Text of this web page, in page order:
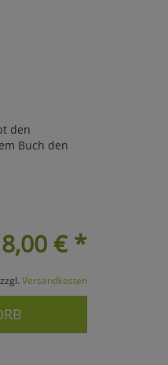
den
Buch den
€*
Versandkosten